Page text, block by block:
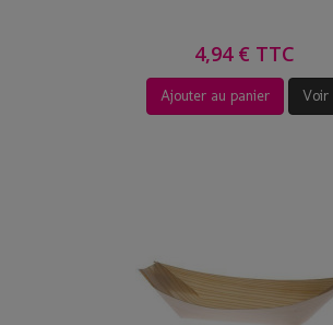
4,94 € TTC
Ajouter au panier Voir